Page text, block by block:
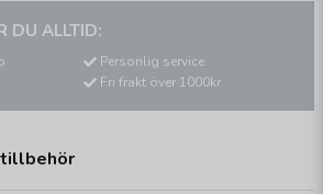
DU ALLTID:
Personlig service
Fri frakt över 1000kr
tillbehör